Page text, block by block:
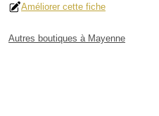
Améliorer cette fiche
Autres boutiques à Mayenne